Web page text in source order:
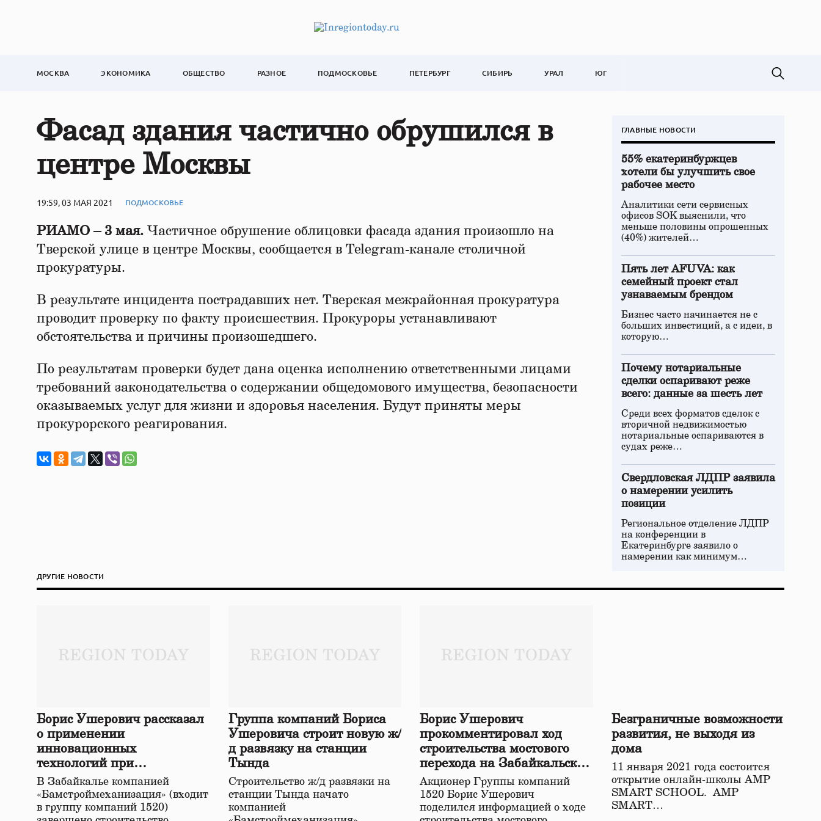
МОСКВА ЭКОНОМИКА ОБЩЕСТВО РАЗНОЕ ПОДМОСКОВЬЕ ПЕТЕРБУРГ СИБИРЬ УРАЛ ЮГ
Фасад здания частично обрушился в
центре Москвы
19:59, 03 МАЯ 2021 ПОДМОСКОВЬЕ
РИАМО – 3 мая. Частичное обрушение облицовки фасада здания произошло на
Тверской улице в центре Москвы, сообщается в Telegram-канале столичной
прокуратуры.
В результате инцидента пострадавших нет. Тверская межрайонная прокуратура
проводит проверку по факту происшествия. Прокуроры устанавливают
обстоятельства и причины произошедшего.
По результатам проверки будет дана оценка исполнению ответственными лицами
требований законодательства о содержании общедомового имущества, безопасности
оказываемых услуг для жизни и здоровья населения. Будут приняты меры
прокурорского реагирования.
ГЛАВНЫЕ НОВОСТИ
55% екатеринбуржцев
хотели бы улучшить свое
рабочее место
Аналитики сети сервисных
офисов SOK выяснили, что
меньше половины опрошенных
(40%) жителей…
Пять лет AFUVA: как
семейный проект стал
узнаваемым брендом
Бизнес часто начинается не с
больших инвестиций, а с идеи, в
которую…
Почему нотариальные
сделки оспаривают реже
всего: данные за шесть лет
Среди всех форматов сделок с
вторичной недвижимостью
нотариальные оспариваются в
судах реже…
Свердловская ЛДПР заявила
о намерении усилить
позиции
Региональное отделение ЛДПР
на конференции в
Екатеринбурге заявило о
намерении как минимум…
ДРУГИЕ НОВОСТИ
Борис Ушерович рассказал
о применении
инновационных
технологий при
строительстве нового моста
в Забайкалье
В Забайкалье компанией
«Бамстроймеханизация» (входит
в группу компаний 1520)
Группа компаний Бориса
Ушеровича строит новую ж/
д развязку на станции
Тында
Строительство ж/д развязки на
станции Тында начато
компанией
Борис Ушерович
прокомментировал ход
строительства мостового
перехода на Забайкальской
железной дороге
Акционер Группы компаний
1520 Борис Ушерович
поделился информацией о ходе
Безграничные возможности
развития, не выходя из
дома
11 января 2021 года состоится
открытие онлайн-школы АМР
SMART SCHOOL. АМР
SMART…